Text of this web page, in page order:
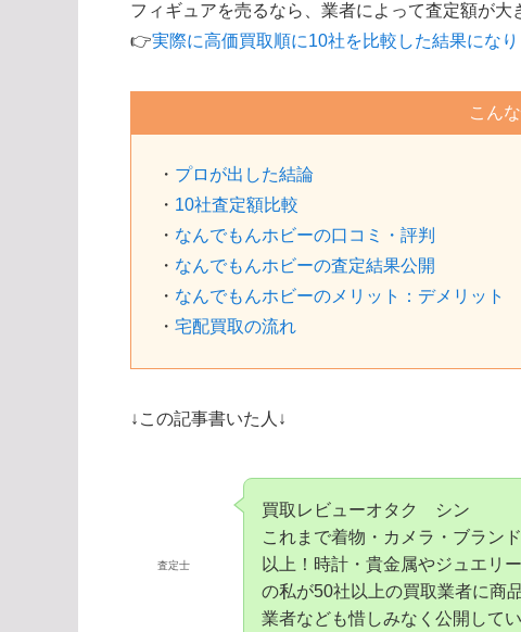
フィギュアを売るなら、業者によって査定額が大
👉実際に高価買取順に10社を比較した結果にな
こん
・ プロが出した結論
・ 10社査定額比較
・ なんでもんホビーの口コミ・評判
・ なんでもんホビーの査定結果公開
・ なんでもんホビーのメリット：デメリット
・ 宅配買取の流れ
↓この記事書いた人↓
査定士
買取レビューオタク シン
これまで着物・カメラ・ブラン
以上！時計・貴金属やジュエリ
の私が50社以上の買取業者に商
業者なども惜しみなく公開してい